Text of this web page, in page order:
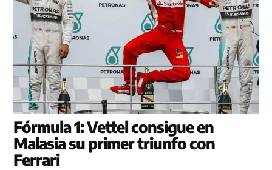
Fórmula 1: Vettel consigue en
Malasia su primer triunfo con
Ferrari